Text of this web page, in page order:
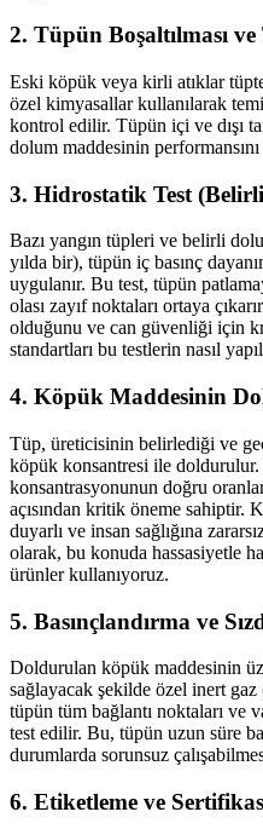
2. Tüpün Boşaltılması ve
Eski köpük veya kirli atıklar
özel kimyasallar kullanılarak
kontrol edilir. Tüpün içi ve dışı
dolum maddesinin
3. Hidrostatik Test
Bazı yangın tüpleri ve belirli
yılda bir), tüpün iç basınç
uygulanır. Bu test, tüpün
olası zayıf noktaları ortaya
olduğunu ve can güvenliği için
standartları bu testlerin nasıl
4. Köpük Maddesinin
Tüp, üreticisinin belirlediği ve
köpük konsantresi ile
konsantrasyonunun doğru
açısından kritik öneme sahiptir.
duyarlı ve insan sağlığına
olarak, bu konuda hassasiyetle
ürünler kullanıyoruz.
5. Basınçlandırma ve
Doldurulan köpük maddesinin
sağlayacak şekilde özel inert gaz
tüpün tüm bağlantı noktaları ve
test edilir. Bu, tüpün uzun süre
durumlarda sorunsuz
6. Etiketleme ve